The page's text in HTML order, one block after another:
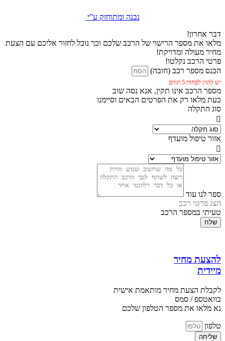
נבנה ומתוחזק ע”י
דבר אחרון!
מלאו את מספר הרישוי של הרכב שלכם וכך נוכל לחזור אליכם עם הצעת
מחיר מעולה ומדויקת!
פרטי הרכב נקלטו!
הכנס מספר רכב (חובה)
יש להזין לפחות 5 תווים.
מספר הרכב אינו תקין, אנא נסה שוב
כעת מלאו רק את הפרטים הבאים וסיימנו
סוג התקלה
אזור טיפול מועדף
ספר לנו עוד
הצג פרטי רכב
טעיתי במספר הרכב
שלח
להצעת מחיר
מיידית
לקבלת הצעת מחיר מותאמת אישית
בוואטספ / סמס
נא מלאו את מספר הטלפון שלכם
טלפון
שליחה